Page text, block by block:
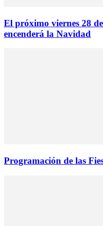
El próximo viernes 28
encenderá la Navidad
Programación de las